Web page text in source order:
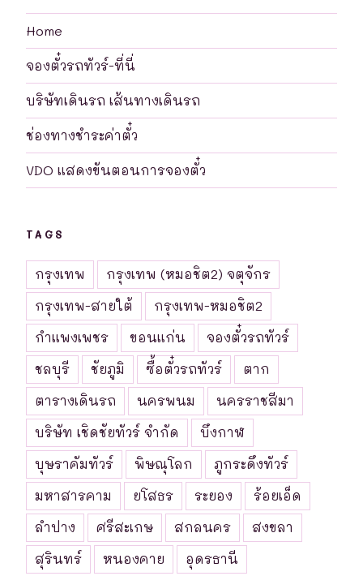
Home
จองตั๋วรถทัวร์-ที่นี่
บริษัทเดินรถ เส้นทางเดินรถ
ช่องทางชำระค่าตั๋ว
VDO แสดงขันตอนการจองตั๋ว
TAGS
กรุงเทพ
กรุงเทพ (หมอชิต2) จตุจักร
กรุงเทพ-สายใต้
กรุงเทพ-หมอชิต2
กำแพงเพชร
ขอนแก่น
จองตั๋วรถทัวร์
ชลบุรี
ชัยภูมิ ซื้อตั๋วรถทัวร์
ตาก
ตารางเดินรถ
นครพนม
นครราชสีมา
บริษัท เชิดชัยทัวร์ จำกัด
บึงกาฬ
บุษราคัมทัวร์
พิษณุโลก
ภูกระดึงทัวร์
มหาสารคาม
ยโสธร ระยอง
ร้อยเอ็ด
ลำปาง
ศรีสะเกษ สกลนคร
สงขลา
สุรินทร์
หนองคาย
อุดรธานี